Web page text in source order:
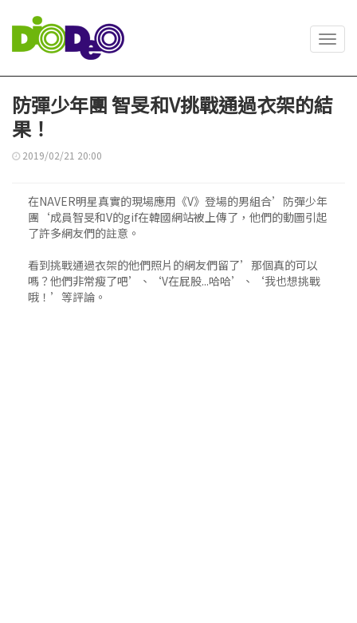
防彈少年團 智旻和V挑戰通過衣架的結
果！
2019/02/21 20:00
在NAVER明星真實的現場應用《V》登場的男組合’防彈少年
團‘成員智旻和V的gif在韓國網站被上傳了，他們的動圖引起
了許多網友們的註意。
看到挑戰通過衣架的他們照片的網友們留了’那個真的可以
嗎？他們非常瘦了吧’、‘V在屁股...哈哈’、‘我也想挑戰
哦！’等評論。